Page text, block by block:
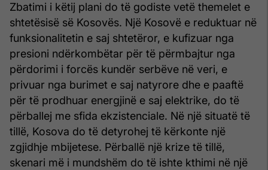
Zbatimi i këtij plani do të godiste vetë themelet e
shtetësisë së Kosovës. Një Kosovë e reduktuar në
funksionalitetin e saj shtetëror, e kufizuar nga
presioni ndërkombëtar për të përmbajtur nga
përdorimi i forcës kundër serbëve në veri, e
privuar nga burimet e saj natyrore dhe e paaftë
për të prodhuar energjinë e saj elektrike, do të
përballej me sfida ekzistenciale. Në një situatë të
tillë, Kosova do të detyrohej të kërkonte një
zgjidhje mbijetese. Përballë një krize të tillë,
skenari më i mundshëm do të ishte kthimi në një